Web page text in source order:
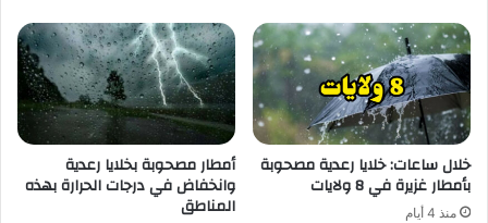
خلال ساعات: خلايا رعدية مصحوبة
بأمطار غزيرة في 8 ولايات
منذ 4 أيام
أمطار مصحوبة بخلايا رعدية
وانخفاض في درجات الحرارة بهذه
المناطق